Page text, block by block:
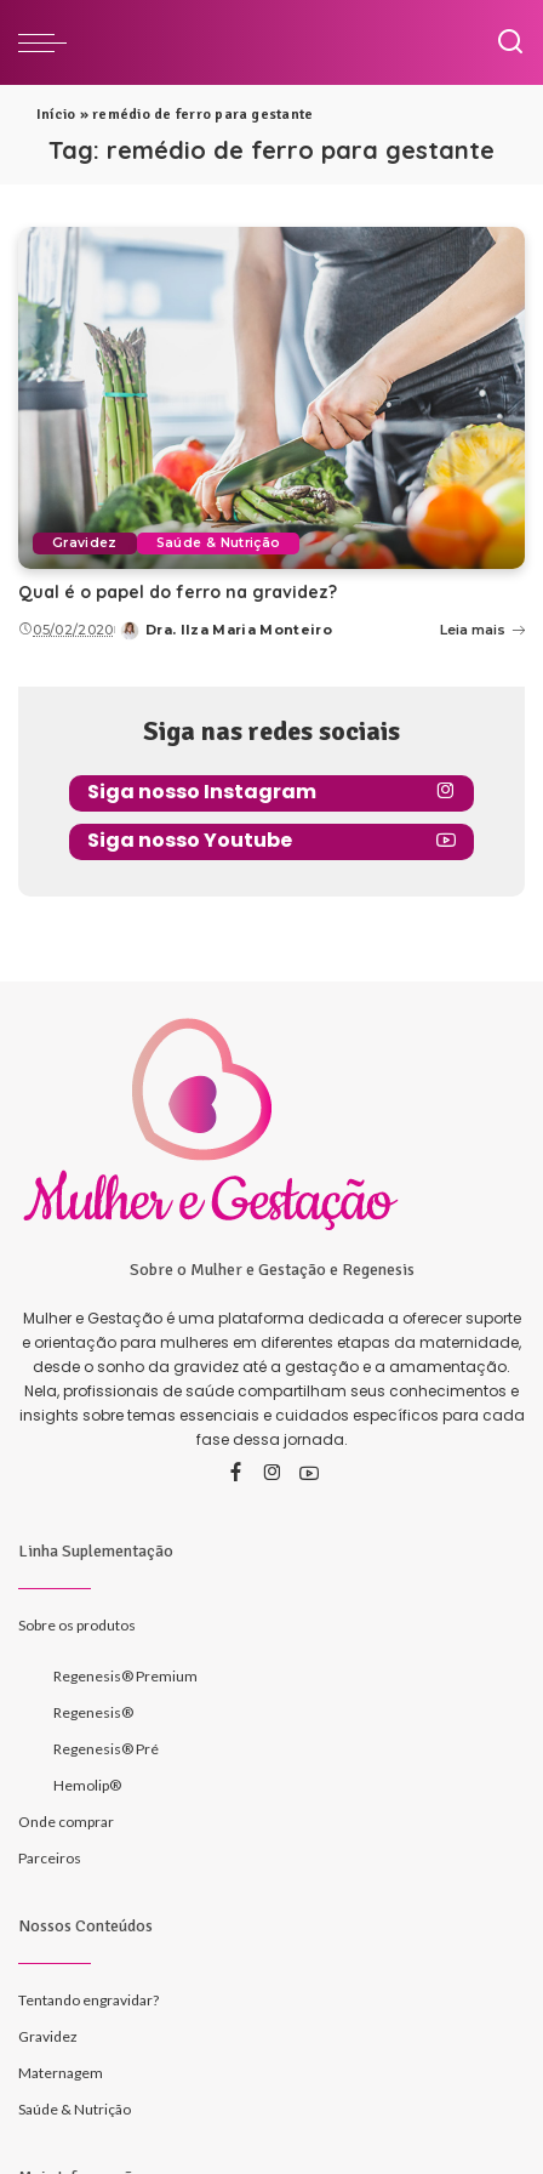
Início »remédio de ferro para gestante
Tag: remédio de ferro para gestante
Gravidez Saúde & Nutrição
Qual é o papel do ferro na gravidez?
05/02/2020
Posted
Dra. Ilza Maria Monteiro Leia mais
Siga nas redes sociais
Siga nosso Instagram
Siga nosso Youtube
Sobre o Mulher e Gestação e Regenesis
Mulher e Gestação é uma plataforma dedicada a oferecer suporte
e orientação para mulheres em diferentes etapas da maternidade,
desde o sonho da gravidez até a gestação e a amamentação.
Nela, profissionais de saúde compartilham seus conhecimentos e
insights sobre temas essenciais e cuidados específicos para cada
fase dessa jornada.
Linha Suplementação
Sobre os produtos
Regenesis® Premium
Regenesis®
Regenesis® Pré
Hemolip®
Onde comprar
Parceiros
Nossos Conteúdos
Tentando engravidar?
Gravidez
Maternagem
Saúde & Nutrição